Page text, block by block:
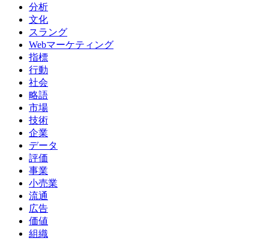
分析
文化
スラング
Webマーケティング
指標
行動
社会
略語
市場
技術
企業
データ
評価
事業
小売業
流通
広告
価値
組織